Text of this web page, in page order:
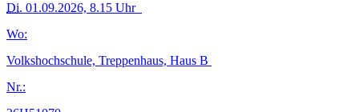
Di. 01.09.2026, 8.15 Uhr
Wo:
Volkshochschule, Treppenhaus, Haus B
Nr.: